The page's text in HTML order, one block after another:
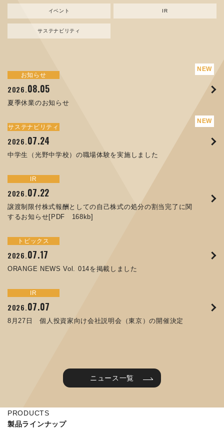
イベント IR
サステナビリティ
お知らせ
2026.08.05
夏季休業のお知らせ
サステナビリティ
2026.07.24
中学生（光野中学校）の職場体験を実施しました
IR
2026.07.22
譲渡制限付株式報酬としての自己株式の処分の割当完了に関
するお知らせ[PDF 168kb]
トピックス
2026.07.17
ORANGE NEWS Vol. 014を掲載しました
IR
2026.07.07
8月27日 個人投資家向け会社説明会（東京）の開催決定
新規事業
2024.04.10
資源ごみAI 自動選別機 販売開始のお知らせ
お知らせ
2026.08.05
夏季休業のお知らせ
お知らせ
2025.11.17
コラムを更新しました：MECT2025(メカトロテックジャパ
お知らせ
2025.09.02
XWT-8 日本デザイン振興会賞受賞！
お知らせ
2025.05.29
コラムを更新しました：MEX金沢2025(第61回機械工業見本
お知らせ
2025.05.15
トピックス
2026.07.17
ORANGE NEWS Vol. 014を掲載しました
トピックス
2026.04.17
ORANGE NEWS Vol. 013を掲載しました
トピックス
2025.10.01
高松流技Vol.25を掲載しました
2025.09.10
ORANGE NEWS Vol. 011を掲載しました
2025.07.31
ORANGE NEWS Vol. 010を掲載しました
イベント
2026.04.03
MEX金沢2026 出展のご案内 ※終了しました
イベント
2025.08.29
MECT 2025 出展のご案内 ※終了しました
イベント
2025.04.16
MEX金沢2025 出展のご案内 ※終了しました
2024.09.26
JIMTOF2024 出展のご案内 ※終了しました
2024.05.13
MEX金沢2024 学生向け会社説明コーナー予約のご案内 ※
終了しました
IR
2026.07.22
譲渡制限付株式報酬としての自己株式の処分の割当完了に関
IR
2026. 07.07
IR
2026.07.01
コーポレートガバナンス報告書を更新しました
IR
2026.06.26
第65回定時株主総会のご報告を掲載しました
IR
2026.06.25
譲渡制限付株式報酬としての自己株式の処分に関するお知ら
サステナビリティ
2026.07.24
中学生（光野中学校）の職場体験を実施しました
サステナビリティ
2026.06.12
人材戦略を策定しました
サステナビリティ
2026.03.26
「健康経営優良法人２０２６（大規模法人部門）」に認定さ
れました
サステナビリティ
2025.12.09
令和７年度石川県ワークライフバランス企業知事表彰「優良
サステナビリティ
2025.12.04
ニュース一覧
PRODUCTS
製品ラインナップ